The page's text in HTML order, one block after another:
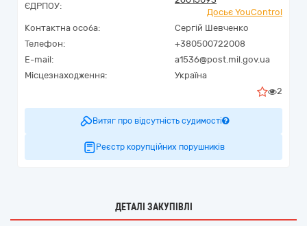
ЄДРПОУ:
Досьє YouControl
Контактна особа:
Сергій Шевченко
Телефон:
+380500722008
E-mail:
a1536@post.mil.gov.ua
Місцезнаходження:
Україна
2
Витяг про відсутність судимості
Реєстр корупційних порушників
ДЕТАЛІ ЗАКУПІВЛІ